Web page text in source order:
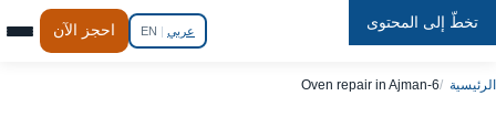
تخطّ إلى المحتوى
RepairIn Home عربي |
EN احجز الآن
الرئيسية Oven repair in Ajman-6